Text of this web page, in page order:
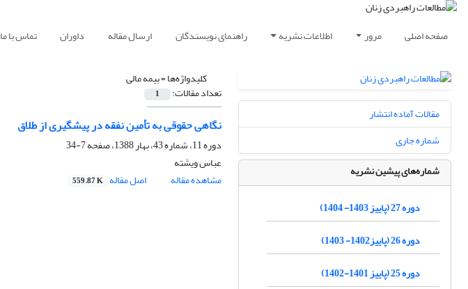
صفحه اصلی مرور اطلاعات نشریه راهنمای نویسندگان ارسال مقاله داوران تماس با ما
کلیدواژه‌ها =بیمه مالی
تعداد مقالات: 1
نگاهی حقوقی به تأمین نفقه در پیشگیری از طلاق
دوره 11، شماره 43، بهار 1388، صفحه
7-34
عباس ویشته
مشاهده مقاله
اصل مقاله 559.87 K
مقالات آماده انتشار
شماره جاری
شماره‌های پیشین نشریه
دوره 27 (پاییز 1403- 1404)
دوره 26 (پاییز1402- 1403)
دوره 25 (پاییز 1401-1402)